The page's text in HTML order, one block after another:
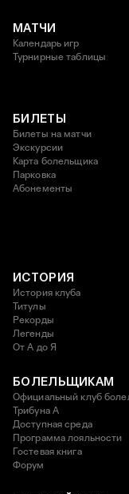
МАТЧИ
Календарь игр
Турнирные таблицы
БИЛЕТЫ
Билеты на матчи
Экскурсии
Карта болельщика
Парковка
Абонементы
ИСТОРИЯ
История клуба
Титулы
Рекорды
Легенды
От А до Я
БОЛЕЛЬЩИКАМ
Официальный клуб
Трибуна А
Доступная среда
Программа лояльности
Гостевая книга
Форум